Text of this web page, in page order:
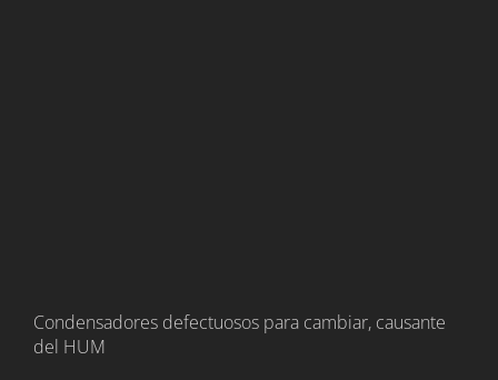
Condensadores defectuosos para cambiar, causante
del HUM